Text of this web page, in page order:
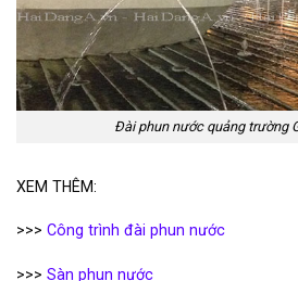
Đài phun nước quảng trường
XEM THÊM:
>>> Công trình đài phun nước
>>> Sàn phun nước